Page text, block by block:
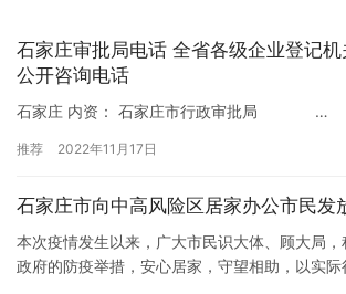
石家庄审批局电话 全省各级企业登记
公开咨询电话
石家庄 内资： 石家庄市行政审批局 …
推荐 2022年11月17日
石家庄市向中高风险区居家办公市民发
本次疫情发生以来，广大市民识大体、顾大局
政府的防疫举措，安心居家，守望相助，以实